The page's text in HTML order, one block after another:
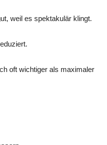
weil es spektakulär klingt.
oft wichtiger als maximaler